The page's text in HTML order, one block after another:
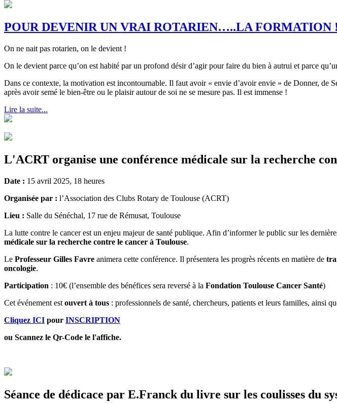
POUR DEVENIR UN VRAI ROTARIEN…..LA FORMATION !
On ne nait pas rotarien, on le devient !
On le devient parce qu’on est habité par un profond désir d’agir pour faire du bien à autrui et parce
Dans ce contexte, la motivation est incontournable. Il faut avoir « envie d’avoir envie » de Donner, de
après avoir semé le bien-être ou le plaisir autour de soi ne se mesure pas. Il est immense !
Lire la suite...
L'ACRT organise une conférence médicale sur la recherche
Date : 15 avril 2025, 18 heures
Organisée par : l’Association des Clubs Rotary de Toulouse (ACRT)
Lieu : Salle du Sénéchal, 17 rue de Rémusat, Toulouse
La lutte contre le cancer est un enjeu majeur de santé publique. Afin d’informer le public sur les
médicale sur la recherche contre le cancer à Toulouse.
Le Professeur Gilles Favre animera cette conférence. Il présentera les progrès récents en matière de
oncologie.
Participation : 10€ (l’ensemble des bénéfices sera reversé à la Fondation Toulouse Cancer Santé)
Cet événement est ouvert à tous : professionnels de santé, chercheurs, patients et leurs familles, ainsi
Cliquez ICI pour INSCRIPTION
ou Scannez le Qr-Code le l'affiche.
Séance de dédicace par E.Franck du livre sur les coulisses du